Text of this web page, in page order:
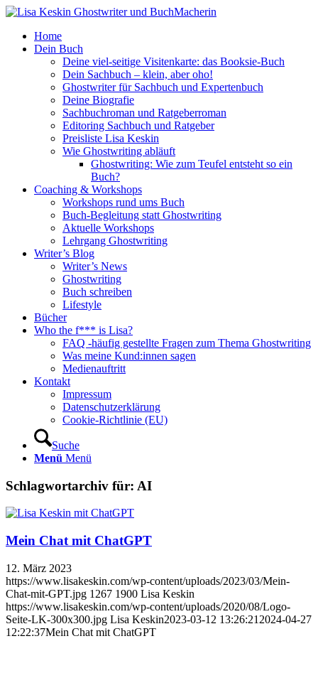
Home
Dein Buch
Deine viel-seitige Visitenkarte: das Booksie-Buch
Dein Sachbuch – klein, aber oho!
Ghostwriter für Sachbuch und Expertenbuch
Deine Biografie
Sachbuchroman und Ratgeberroman
Editoring Sachbuch und Ratgeber
Preisliste Lisa Keskin
Wie Ghostwriting abläuft
Ghostwriting: Wie zum Teufel entsteht so ein
Buch?
Coaching & Workshops
Workshops rund ums Buch
Buch-Begleitung statt Ghostwriting
Aktuelle Workshops
Lehrgang Ghostwriting
Writer’s Blog
Writer’s News
Ghostwriting
Buch schreiben
Lifestyle
Bücher
Who the f*** is Lisa?
FAQ -häufig gestellte Fragen zum Thema Ghostwriting
Was meine Kund:innen sagen
Medienauftritt
Kontakt
Impressum
Datenschutzerklärung
Cookie-Richtlinie (EU)
Suche
Menü Menü
Schlagwortarchiv für: AI
Mein Chat mit ChatGPT
12. März 2023
https://www.lisakeskin.com/wp-content/uploads/2023/03/Mein-
Chat-mit-GPT.jpg 1267 1900 Lisa Keskin
https://www.lisakeskin.com/wp-content/uploads/2020/08/Logo-
Seite-LK-300x300.jpg Lisa Keskin2023-03-12 13:26:21 2024-04-27
12:22:37Mein Chat mit ChatGPT